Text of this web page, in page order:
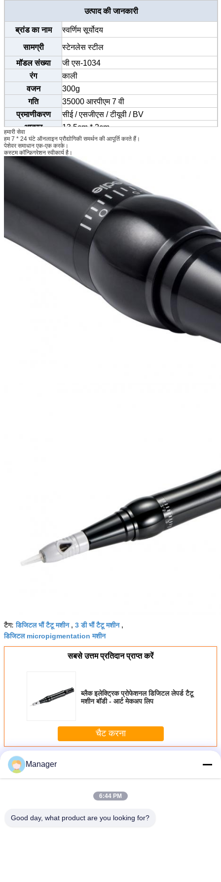
उत्पाद की जानकारी
ब्रांड का नाम स्वर्णिम सूर्योदय
सामग्री
स्टेनलेस स्टील
मॉडल संख्या
जी एस-1034
रंग
काली
वजन
300g
गति
35000 आरपीएम 7 वी
प्रमाणीकरण
सीई / एसजीएस / टीयूवी / BV
आकार
13.5cm * 2cm
MOQ
20 पेन
सुई विशिष्टता
0.35-0.4mm
सुई का आकार
1 आर 3 आर 5 आर 7 आर 5 एफ 7 एफ
आइब्रो, आईलाइनर, लिप, बॉडी टैटू आदि
हमारी सेवा
हम 7 * 24 घंटे ऑनलाइन प्रौद्योगिकी समर्थन की आपूर्ति करते हैं।
पेशेवर समाधान एक-एक करके।
कस्टम कॉन्फ़िगरेशन स्वीकार्य है।
टैग:डिजिटल भौं टैटू मशीन, 3 डी भौं टैटू मशीन,
डिजिटल micropigmentation मशीन
सबसे उत्तम प्रतिदान प्राप्त करें
ब्लैक इलेक्ट्रिक प्रोफेशनल डिजिटल लेपर्ड टैटू
मशीन बॉडी - आर्ट मेकअप लिप
चैट करना
अधिकस्थायी मेकअप टैटू मशीन
Manager
6:44 PM
Good day, what product are you looking for?